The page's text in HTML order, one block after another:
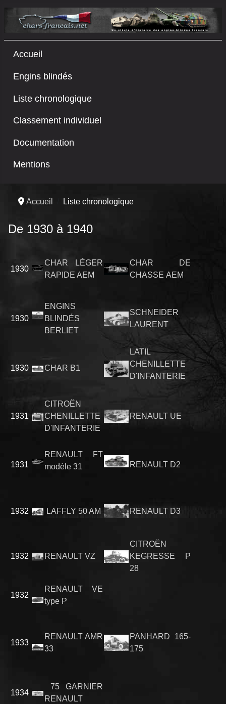
Accueil
Engins blindés
Liste chronologique
Classement individuel
Documentation
Mentions
Accueil Liste chronologique
De 1930 à 1940
1930
CHAR LÉGER
RAPIDE AEM
CHAR DE
CHASSE AEM
1930
ENGINS
BLINDÉS
BERLIET
SCHNEIDER
LAURENT
1930 CHAR B1
LATIL
CHENILLETTE
D'INFANTERIE
1931
CITROËN
CHENILLETTE
D'INFANTERIE
RENAULT UE
1931
RENAULT FT
modèle 31
RENAULT D2
1932 LAFFLY 50 AM RENAULT D3
1932 RENAULT VZ
CITROËN
KEGRESSE P
28
1932
RENAULT VE
type P
1933
RENAULT AMR
33
PANHARD 165-
175
1934
75 GARNIER
RENAULT